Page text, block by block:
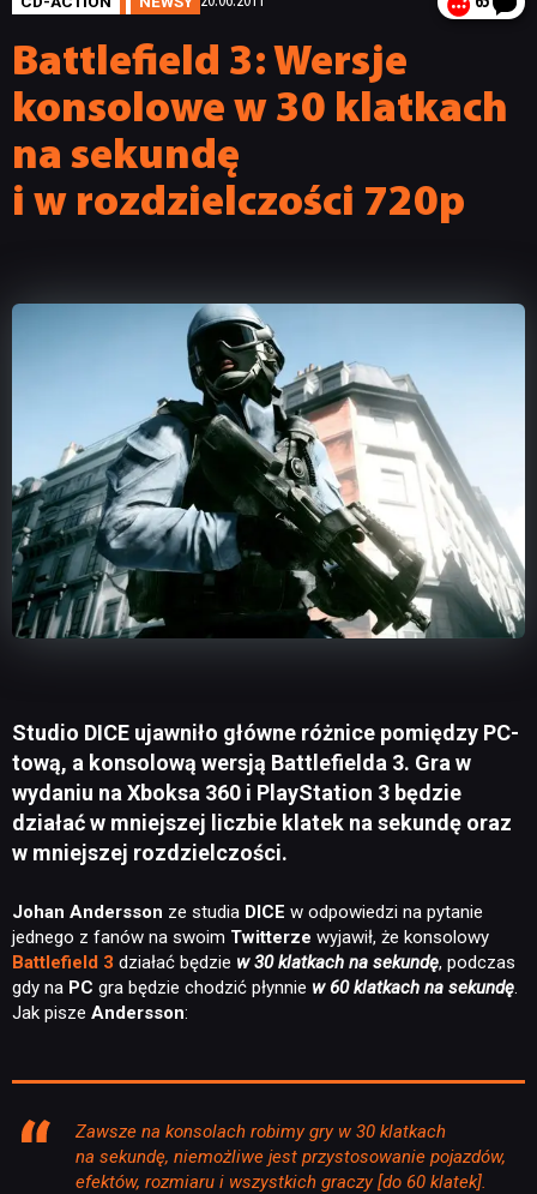
Battlefield 3: Wersje
konsolowe w 30 klatkach
na sekundę
i w rozdzielczości 720p
Studio DICE ujawniło główne różnice pomiędzy PC-
tową, a konsolową wersją Battlefielda 3. Gra w
wydaniu na Xboksa 360 i PlayStation 3 będzie
działać w mniejszej liczbie klatek na sekundę oraz
w mniejszej rozdzielczości.
Johan Andersson ze studia DICE w odpowiedzi na pytanie
jednego z fanów na swoim Twitterze wyjawił, że konsolowy
Battlefield 3 działać będzie w 30 klatkach na sekundę, podczas
gdy na PC gra będzie chodzić płynnie w 60 klatkach na sekundę.
Jak pisze Andersson:
Zawsze na konsolach robimy gry w 30 klatkach
na sekundę, niemożliwe jest przystosowanie pojazdów,
efektów, rozmiaru i wszystkich graczy [do 60 klatek].